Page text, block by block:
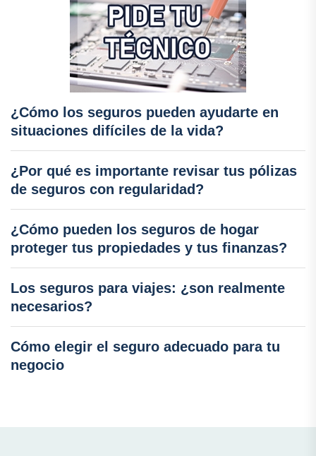
¿Cómo los seguros pueden ayudarte en
situaciones difíciles de la vida?
¿Por qué es importante revisar tus pólizas
de seguros con regularidad?
¿Cómo pueden los seguros de hogar
proteger tus propiedades y tus finanzas?
Los seguros para viajes: ¿son realmente
necesarios?
Cómo elegir el seguro adecuado para tu
negocio